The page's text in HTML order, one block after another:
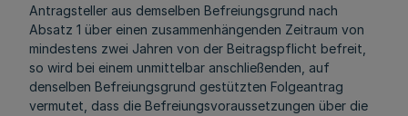
Antragsteller aus demselben Befreiungsgrund nach
Absatz 1 über einen zusammenhängenden Zeitraum von
mindestens zwei Jahren von der Beitragspflicht befreit,
so wird bei einem unmittelbar anschließenden, auf
denselben Befreiungsgrund gestützten Folgeantrag
vermutet, dass die Befreiungsvoraussetzungen über die